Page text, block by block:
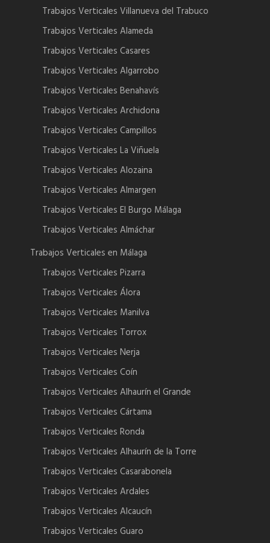
Trabajos Verticales Villanueva del Trabuco
Trabajos Verticales Alameda
Trabajos Verticales Casares
Trabajos Verticales Algarrobo
Trabajos Verticales Benahavís
Trabajos Verticales Archidona
Trabajos Verticales Campillos
Trabajos Verticales La Viñuela
Trabajos Verticales Alozaina
Trabajos Verticales Almargen
Trabajos Verticales El Burgo Málaga
Trabajos Verticales Almáchar
Trabajos Verticales en Málaga
Trabajos Verticales Pizarra
Trabajos Verticales Álora
Trabajos Verticales Manilva
Trabajos Verticales Torrox
Trabajos Verticales Nerja
Trabajos Verticales Coín
Trabajos Verticales Alhaurín el Grande
Trabajos Verticales Cártama
Trabajos Verticales Ronda
Trabajos Verticales Alhaurín de la Torre
Trabajos Verticales Casarabonela
Trabajos Verticales Ardales
Trabajos Verticales Alcaucín
Trabajos Verticales Guaro